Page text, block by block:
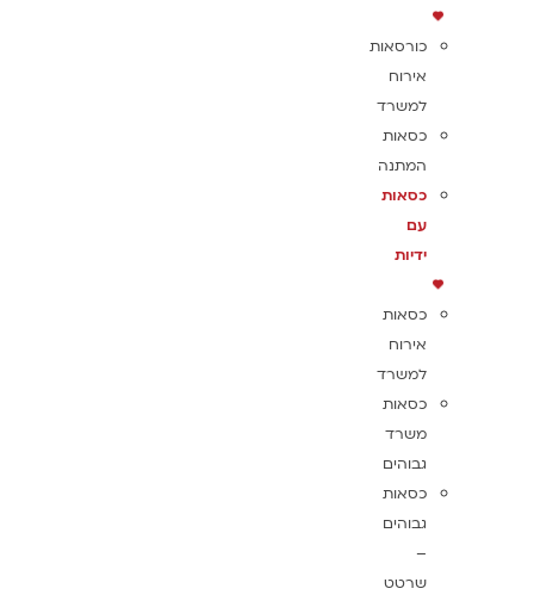
כורסאות
אירוח
למשרד
כסאות
המתנה
כסאות
עם
ידיות
כסאות
אירוח
למשרד
כסאות
משרד
גבוהים
כסאות
גבוהים
–
שרטט